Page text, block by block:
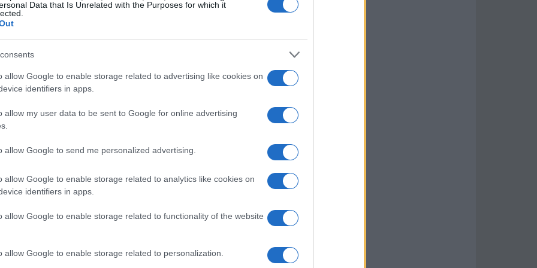
Data that Is Unrelated with the Purposes for which it
allow Google to enable storage related to advertising like cookies on
identifiers in apps.
allow my user data to be sent to Google for online advertising
allow Google to send me personalized advertising.
allow Google to enable storage related to analytics like cookies on
identifiers in apps.
allow Google to enable storage related to functionality of the website
allow Google to enable storage related to personalization.
i conti con i madrileni a quota 45 punti,
contro il Levante. Il Villarreal ora
posto dell’Atlético, traguardo che solo
stagioni fa, chiudendo al terzo posto e
per la prima volta. Il Betis occupa il
si avvicina a sette punti dall’Atlético,
quel quarto posto in classifica.
i propri sforzi sulla Coppa del Re Mapfre
di trascurare LaLiga se non vuole
alla prossima edizione della massima